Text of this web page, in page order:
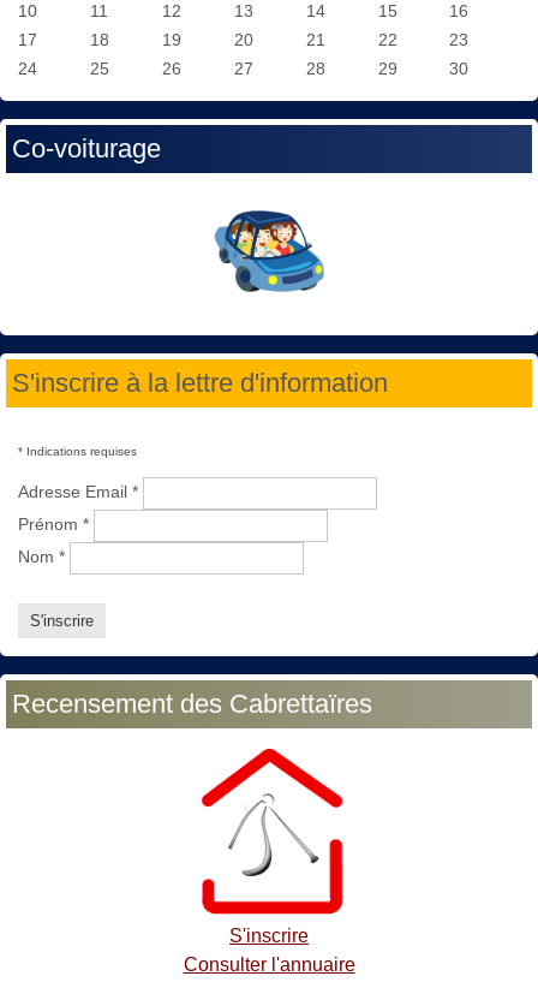
10
11 12 13 14 15
16
17
18 19 20 21 22
23
24
25 26 27 28 29 30
Co-voiturage
S'inscrire à la lettre d'information
* Indications requises
Adresse Email *
Prénom *
Nom *
Recensement des Cabrettaïres
S'inscrire
Consulter l'annuaire